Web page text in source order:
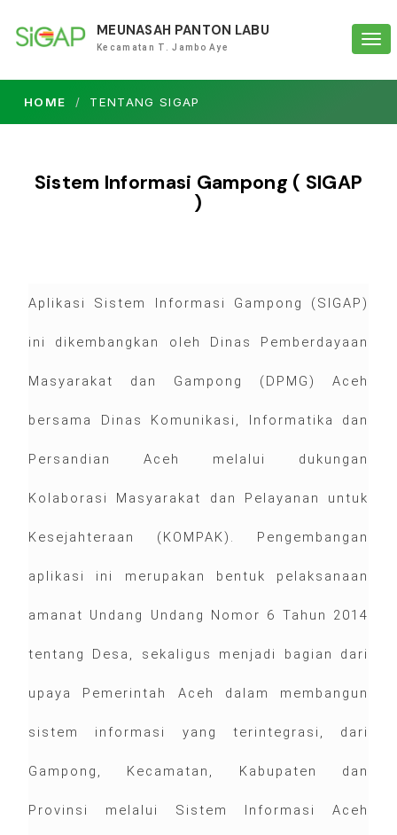
MEUNASAH PANTON LABU
Kecamatan T. Jambo Aye
HOME TENTANG SIGAP
Sistem Informasi Gampong ( SIGAP
)
Aplikasi Sistem Informasi Gampong (SIGAP)
ini dikembangkan oleh Dinas Pemberdayaan
Masyarakat dan Gampong (DPMG) Aceh
bersama Dinas Komunikasi, Informatika dan
Persandian Aceh melalui dukungan
Kolaborasi Masyarakat dan Pelayanan untuk
Kesejahteraan (KOMPAK). Pengembangan
aplikasi ini merupakan bentuk pelaksanaan
amanat Undang Undang Nomor 6 Tahun 2014
tentang Desa, sekaligus menjadi bagian dari
upaya Pemerintah Aceh dalam membangun
sistem informasi yang terintegrasi, dari
Gampong, Kecamatan, Kabupaten dan
Provinsi melalui Sistem Informasi Aceh